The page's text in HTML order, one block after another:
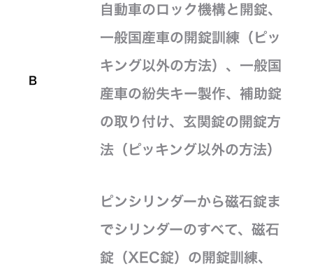
B
自動車のロック機構と開錠、
一般国産車の開錠訓練（ピッ
キング以外の方法）、一般国
産車の紛失キー製作、補助錠
の取り付け、玄関錠の開錠方
法（ピッキング以外の方法）
ピンシリンダーから磁石錠ま
でシリンダーのすべて、磁石
錠（XEC錠）の開錠訓練、